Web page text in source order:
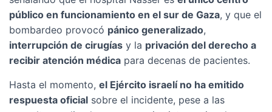
público en funcionamiento en el sur de Gaza, y que el
bombardeo provocó pánico generalizado,
interrupción de cirugías y la privación del derecho a
recibir atención médica para decenas de pacientes.
Hasta el momento, el Ejército israelí no ha emitido
respuesta oficial sobre el incidente, pese a las